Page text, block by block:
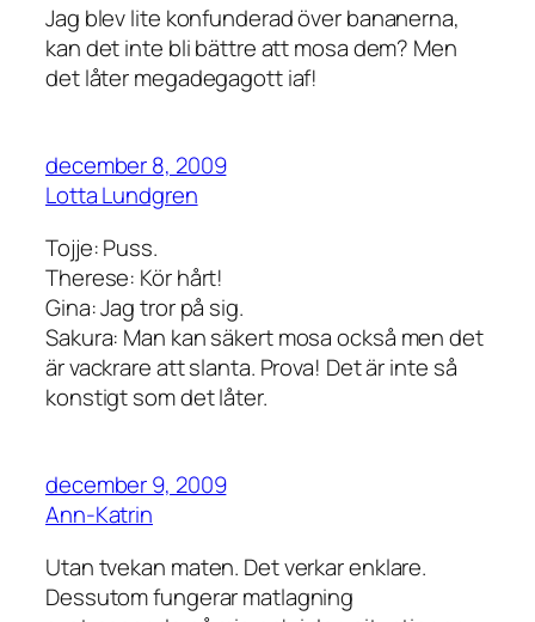
Jag blev lite konfunderad över bananerna,
kan det inte bli bättre att mosa dem? Men
det låter megadegagott iaf!
december 8, 2009
Lotta Lundgren
Tojje: Puss.
Therese: Kör hårt!
Gina: Jag tror på sig.
Sakura: Man kan säkert mosa också men det
är vackrare att slanta. Prova! Det är inte så
konstigt som det låter.
december 9, 2009
Ann-Katrin
Utan tvekan maten. Det verkar enklare.
Dessutom fungerar matlagning